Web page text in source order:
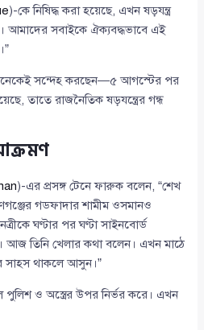
)-কে নিষিদ্ধ করা হয়েছে, এখন ষড়যন্ত্র
আমাদের সবাইকে ঐক্যবদ্ধভাবে এই
সন্দেহ করছেন—৫ আগস্টের পর
তাতে রাজনৈতিক ষড়যন্ত্রের গন্ধ
)-এর প্রসঙ্গ টেনে ফারুক বলেন, “শেখ
গডফাদার শামীম ওসমানও
ঘণ্টার পর ঘণ্টা সাইনবোর্ড
আজ তিনি খেলার কথা বলেন। এখন মাঠে
সাহস থাকলে আসুন।”
পুলিশ ও অস্ত্রের উপর নির্ভর করে। এখন